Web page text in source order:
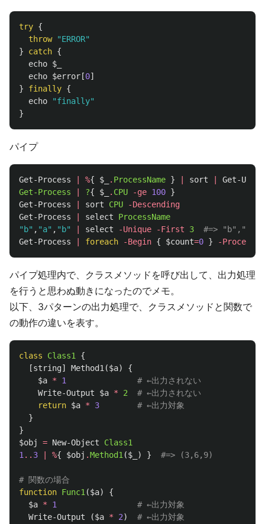
try {
throw
"ERROR"
}
catch {
echo $_
echo $error [0]
}
finally {
echo
"finally"
}
パイプ
Get-Process %{ $_ . ProcessName } sort
Get-
Get-Process
?{ $_ . CPU -ge 100 }
Get-Process
sort CPU
-Descending
Get-Process
select
ProcessName
"b" , "a" , "b" select -Unique -First 3
#=> "b","a"
Get-Process
foreach -Begin { $count=0 } -Process
パイプ処理内で、クラスメソッドを呼び出して、出力処理
を行うと思わぬ動きになったのでメモ。
以下、3パターンの出力処理で、クラスメソッドと関数で
の動作の違いを表す。
class Class1
{
[string] Method1 ($a)
{
$a * 1
# ←出力されない
Write-Output
$a * 2
# ←出力されない
return $a * 3
# ←出力対象
}
}
$obj
= New-Object
Class1
1 .. 3 %{ $obj .Method1 ($_ ) } #=> (3,6,9)
# 関数の場合
function Func1 ($a)
{
$a * 1
# ←出力対象
Write-Output
($a * 2)
# ←出力対象